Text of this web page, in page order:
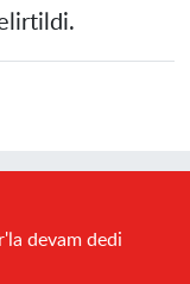
devam dedi